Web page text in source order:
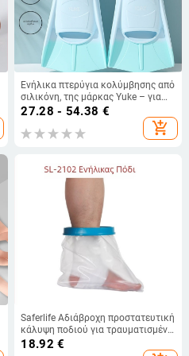
Ενήλικα πτερύγια κολύμβησης από
σιλικόνη, της μάρκας Yuke – για
ελεύθερο στυλ και προπόνηση
προσαρμοζόμενα
27.28 - 54.38 €
add_shopping_cart
Saferlife Αδιάβροχη προστατευτική
κάλυψη ποδιού για τραυματισμένο
πόδι – χρήση: Μπάνιο, Υλικό: PP +
silica gel + PVC, Βάρος: 205 g
18.92 €